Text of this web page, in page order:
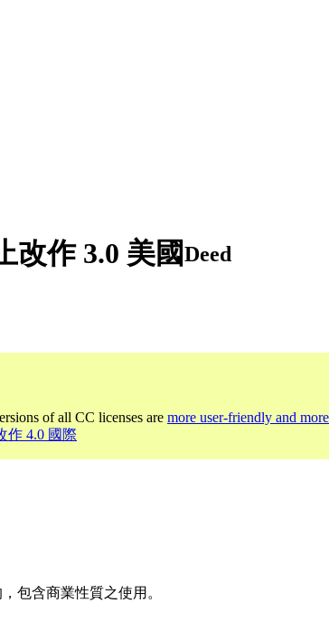
改作 3.0 美國Deed
of all CC licenses are more user-friendly and
作 4.0 國際
包含商業性質之使用。